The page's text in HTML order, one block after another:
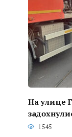
На улице
1545